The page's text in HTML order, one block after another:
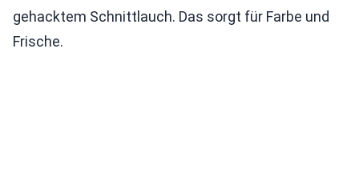
gehacktem Schnittlauch. Das sorgt für Farbe und
Frische.